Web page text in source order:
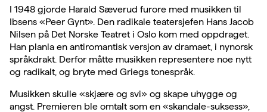
I 1948 gjorde Harald Sæverud furore med musikken til
Ibsens «Peer Gynt». Den radikale teatersjefen Hans Jacob
Nilsen på Det Norske Teatret i Oslo kom med oppdraget.
Han planla en antiromantisk versjon av dramaet, i nynorsk
språkdrakt. Derfor måtte musikken representere noe nytt
og radikalt, og bryte med Griegs tonespråk.
Musikken skulle «skjære og svi» og skape uhygge og
angst. Premieren ble omtalt som en «skandale-suksess»,